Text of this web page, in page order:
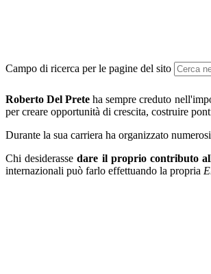
Campo di ricerca per le pagine del sito
Roberto Del Preteha sempre creduto
per creare opportunità di crescita, costruire
Durante la sua carriera ha organizzato numerosi
Chi desiderassedare il proprio contributo
internazionali può farlo effettuando la propria